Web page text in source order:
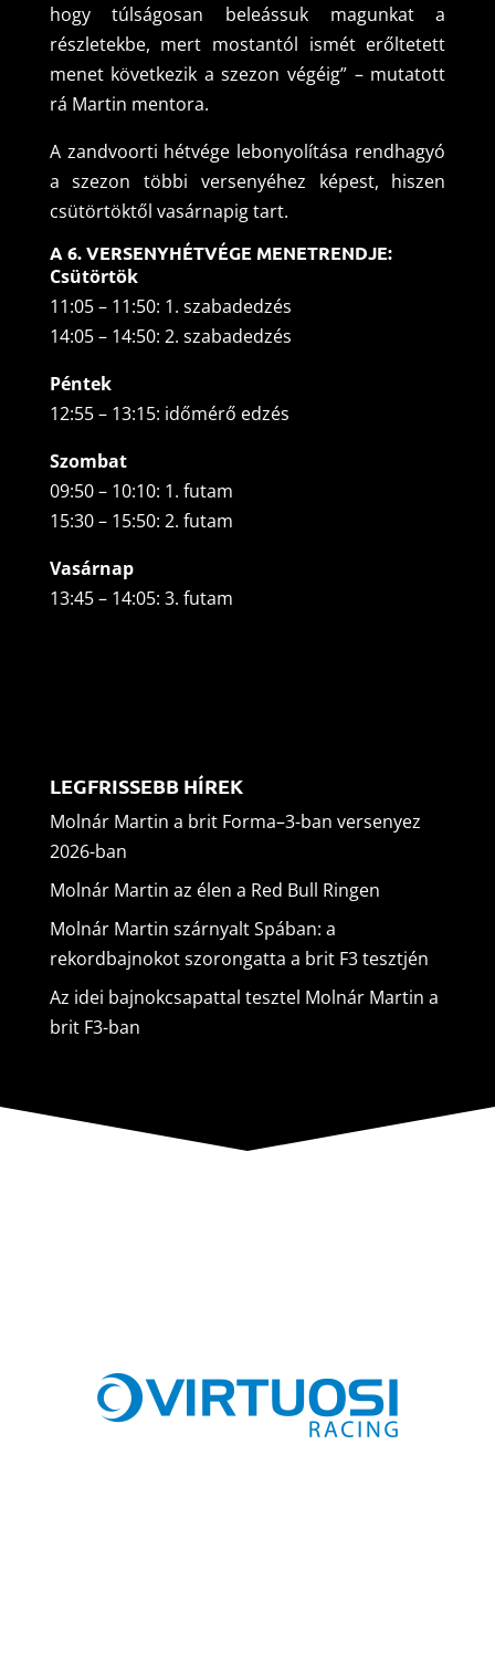
hogy túlságosan beleássuk magunkat a
részletekbe, mert mostantól ismét erőltetett
menet következik a szezon végéig” – mutatott
rá Martin mentora.
A zandvoorti hétvége lebonyolítása rendhagyó
a szezon többi versenyéhez képest, hiszen
csütörtöktől vasárnapig tart.
A 6. VERSENYHÉTVÉGE MENETRENDJE:
Csütörtök
11:05 – 11:50: 1. szabadedzés
14:05 – 14:50: 2. szabadedzés
Péntek
12:55 – 13:15: időmérő edzés
Szombat
09:50 – 10:10: 1. futam
15:30 – 15:50: 2. futam
Vasárnap
13:45 – 14:05: 3. futam
LEGFRISSEBB HÍREK
Molnár Martin a brit Forma–3-ban versenyez
2026-ban
Molnár Martin az élen a Red Bull Ringen
Molnár Martin szárnyalt Spában: a
rekordbajnokot szorongatta a brit F3 tesztjén
Az idei bajnokcsapattal tesztel Molnár Martin a
brit F3-ban